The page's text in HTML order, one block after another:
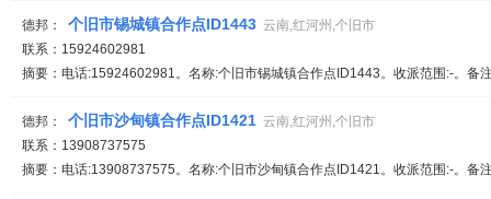
德邦： 个旧市锡城镇合作点ID1443 云南,红河州,个旧市
联系：15924602981
摘要：电话:15924602981。名称:个旧市锡城镇合作点ID1443。收派范围:-。备
德邦： 个旧市沙甸镇合作点ID1421 云南,红河州,个旧市
联系：13908737575
摘要：电话:13908737575。名称:个旧市沙甸镇合作点ID1421。收派范围:-。备